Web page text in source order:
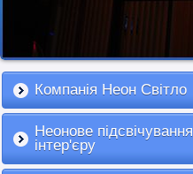
Компанія Неон Світло
Неонове підсвічування
інтер'єру